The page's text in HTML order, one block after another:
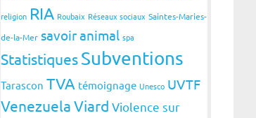
religion RIA Roubaix Réseaux sociaux Saintes-Maries-
de-la-Mer savoir animal spa
StatistiquesSubventions
Tarascon TVA témoignage Unesco UVTF
VenezuelaViard Violence sur